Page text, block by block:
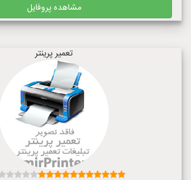
مشاهده پروفایل
تعمیر پرینتر